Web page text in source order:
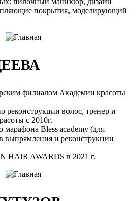
покрытия, моделирующий
филиалом Академии красоты
волос, тренер и
с 2010г.
Bless academy (для
выпрямления и реконструкции
HAIR AWARDS в 2021 г.